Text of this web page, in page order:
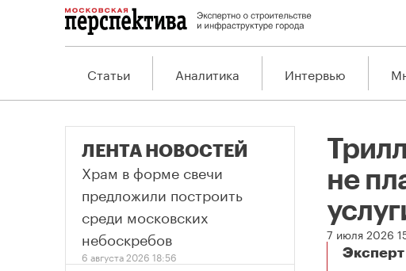
Статьи Аналитика Интервью
не
7 июля 2026
Эксперт
ЛЕНТА НОВОСТЕЙ
Храм в форме свечи
предложили построить
среди московских
небоскребов
6 августа 2026 18:56